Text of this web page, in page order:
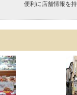
便利に店舗情報を